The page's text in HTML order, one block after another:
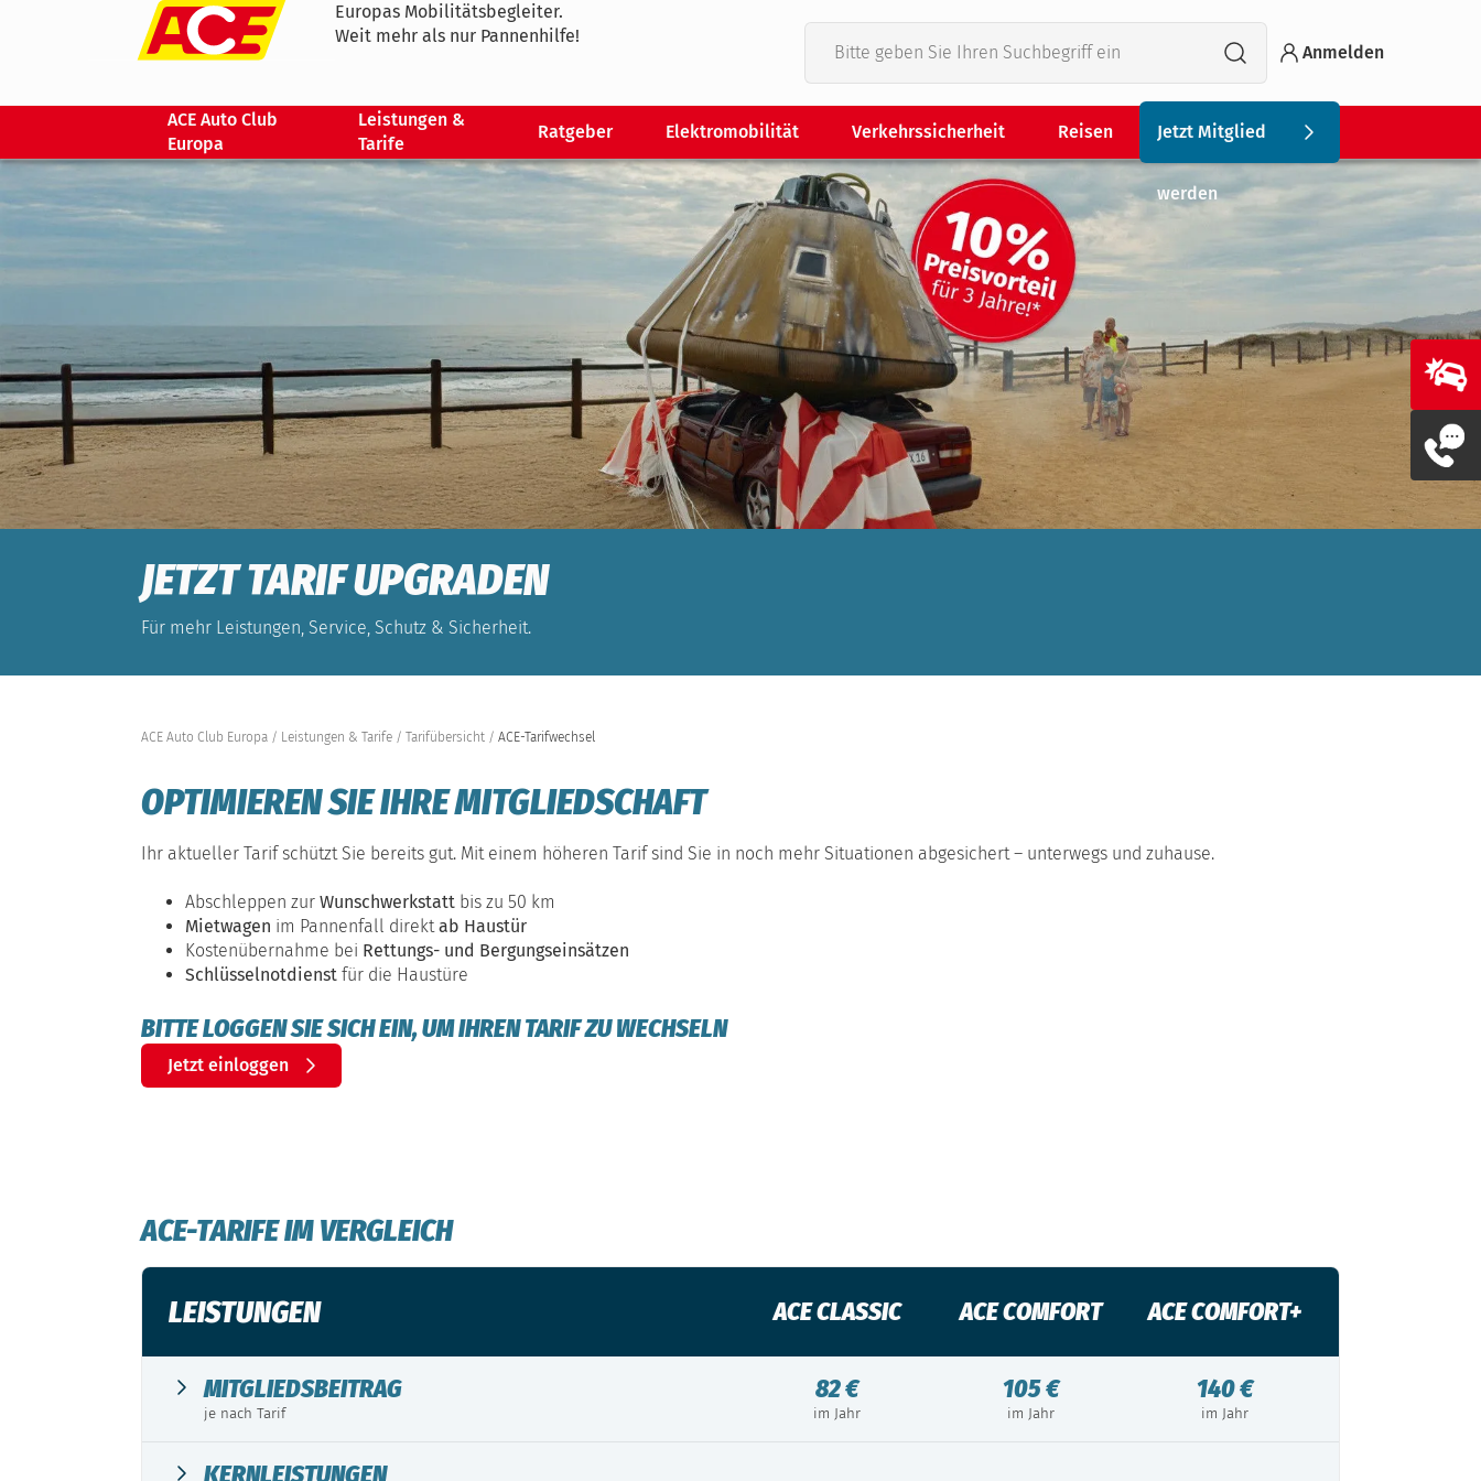
Europas Mobilitätsbegleiter.
Weit mehr als nur Pannenhilfe!
Anmelden
ACE Auto Club
Europa
Leistungen &
Tarife
Ratgeber Elektromobilität Verkehrssicherheit Reisen Jetzt Mitglied
werden
JETZT TARIF UPGRADEN
Für mehr Leistungen, Service, Schutz & Sicherheit.
ACE Auto Club Europa Leistungen & Tarife Tarifübersicht ACE-Tarifwechsel
OPTIMIEREN SIE IHRE MITGLIEDSCHAFT
Ihr aktueller Tarif schützt Sie bereits gut. Mit einem höheren Tarif sind Sie in noch mehr Situationen abgesichert – unterwegs und zuhause.
Abschleppen zur Wunschwerkstatt bis zu 50 km
Mietwagen im Pannenfall direktab Haustür
Kostenübernahme bei Rettungs- und Bergungseinsätzen
Schlüsselnotdienst für die Haustüre
BITTE LOGGEN SIE SICH EIN, UM IHREN TARIF ZU WECHSELN
Jetzt einloggen
ACE-TARIFE IM VERGLEICH
LEISTUNGEN ACE CLASSIC ACE COMFORT ACE COMFORT+
MITGLIEDSBEITRAG
je nach Tarif
82 €
im Jahr
105 €
im Jahr
140 €
im Jahr
KERNLEISTUNGEN